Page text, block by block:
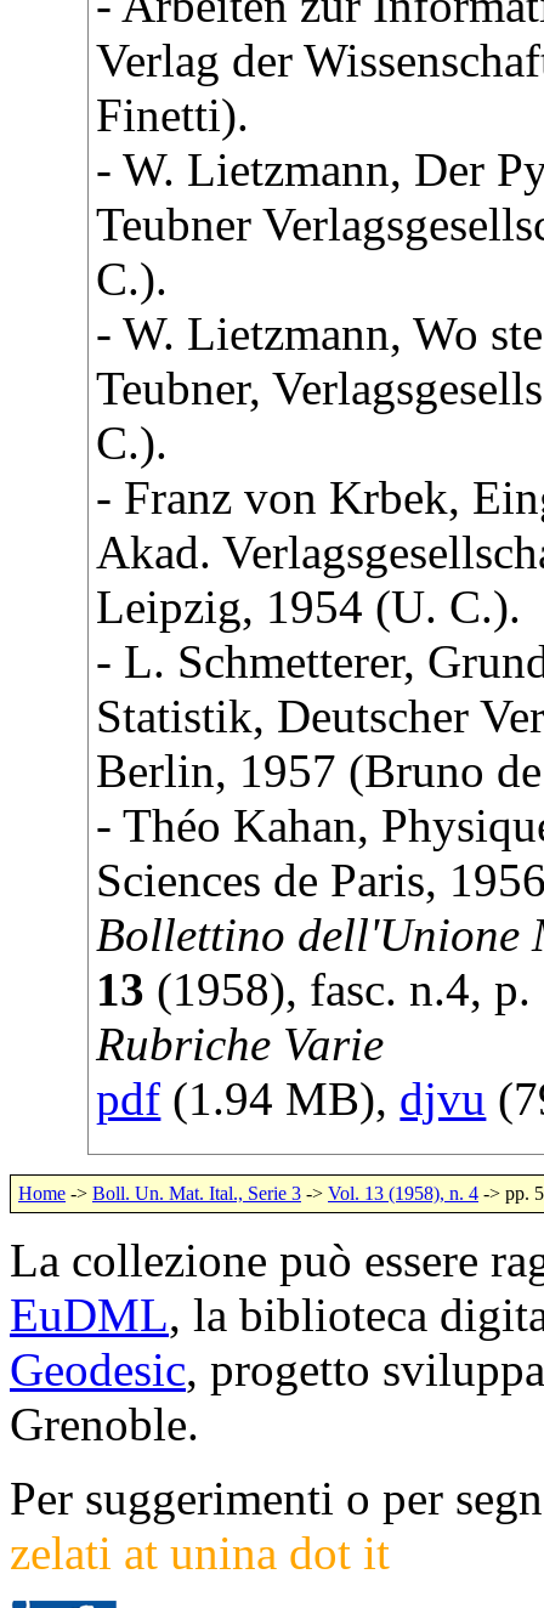
Verlag der
Finetti).
- W. Lietzmann, Der
Teubner
C.).
- W. Lietzmann, Wo
Teubner,
C.).
- Franz von Krbek,
Akad.
Leipzig, 1954 (U. C.).
- L. Schmetterer,
Statistik, Deutscher
Berlin, 1957 (Bruno
- Théo Kahan,
Sciences de Paris,
Bollettino dell'Unione
13 (1958), fasc. n.4, p.
Rubriche Varie
pdf (1.94 MB), djvu
Home -> Boll. Un. Mat. Ital., Serie 3 -> Vol. 13 (1958), n. 4 -> pp.
La collezione può essere
EuDML, la biblioteca
Geodesic, progetto
Grenoble.
Per suggerimenti o per
zelati at unina dot it